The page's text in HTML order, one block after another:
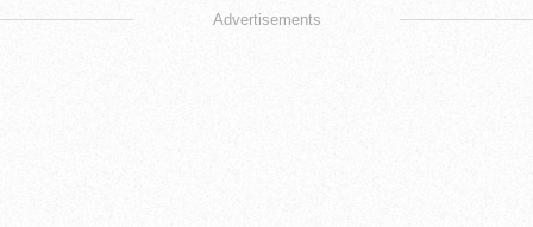
Advertisements